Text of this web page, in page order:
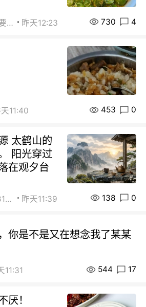
不靠谱不要联系 昨天12:23 730 4
11:40 453 0
太鹤山的
阳光穿过
在观夕台
街友74981146 昨天11:39 138 0
你是不是又在想念我了某某
11:31 544 17
厌！